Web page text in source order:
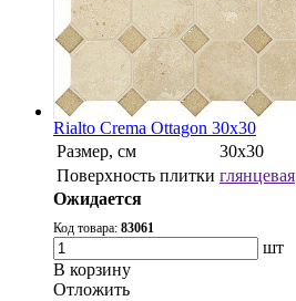
Rialto Crema Ottagon 30x30
Размер, см
30х30
Поверхность плитки глянцевая
Ожидается
Код товара: 83061
шт
В корзину
Oтложить